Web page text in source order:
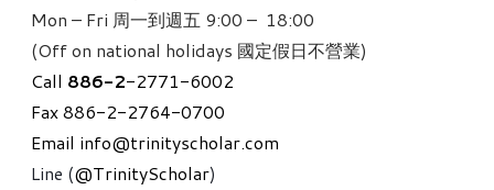
Mon – Fri 周一到週五 9:00 – 18:00
(Off on national holidays 國定假日不營業)
Call 886-2-2771-6002
Fax 886-2-2764-0700
Email info@trinityscholar.com
Line (@TrinityScholar)